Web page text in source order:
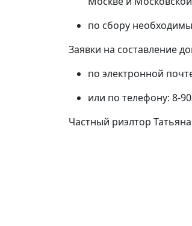
по сбору
Заявки на составление
по электронной
или по телефону: 8-
Частный риэлтор